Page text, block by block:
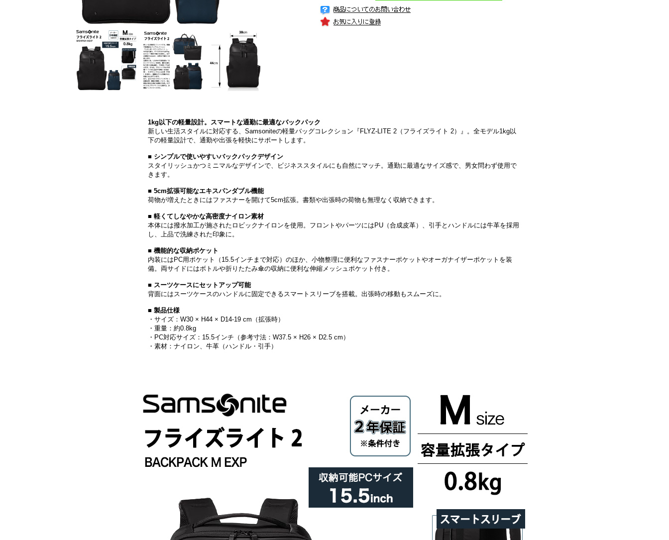
1kg以下の軽量設計。スマートな通勤に最適なバックパック
新しい生活スタイルに対応する、Samsoniteの軽量バッグコレクション『FLYZ-LITE 2（フライズライト 2）』。全モデル1kg以
下の軽量設計で、通勤や出張を軽快にサポートします。
■ シンプルで使いやすいバックパックデザイン
スタイリッシュかつミニマルなデザインで、ビジネススタイルにも自然にマッチ。通勤に最適なサイズ感で、男女問わず使用で
きます。
■ 5cm拡張可能なエキスパンダブル機能
荷物が増えたときにはファスナーを開けて5cm拡張。書類や出張時の荷物も無理なく収納できます。
■ 軽くてしなやかな高密度ナイロン素材
本体には撥水加工が施されたロビックナイロンを使用。フロントやパーツにはPU（合成皮革）、引手とハンドルには牛革を採用
し、上品で洗練された印象に。
■ 機能的な収納ポケット
内装にはPC用ポケット（15.5インチまで対応）のほか、小物整理に便利なファスナーポケットやオーガナイザーポケットを装
備。両サイドにはボトルや折りたたみ傘の収納に便利な伸縮メッシュポケット付き。
■ スーツケースにセットアップ可能
背面にはスーツケースのハンドルに固定できるスマートスリーブを搭載。出張時の移動もスムーズに。
■ 製品仕様
・サイズ：W30 × H44 × D14-19 cm（拡張時）
・重量：約0.8kg
・PC対応サイズ：15.5インチ（参考寸法：W37.5 × H26 × D2.5 cm）
・素材：ナイロン、牛革（ハンドル・引手）